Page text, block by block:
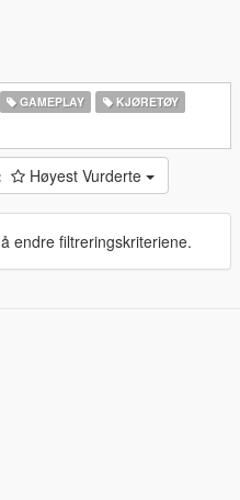
GAMEPLAY
KJØRETØY
Høyest Vurderte
endre filtreringskriteriene.